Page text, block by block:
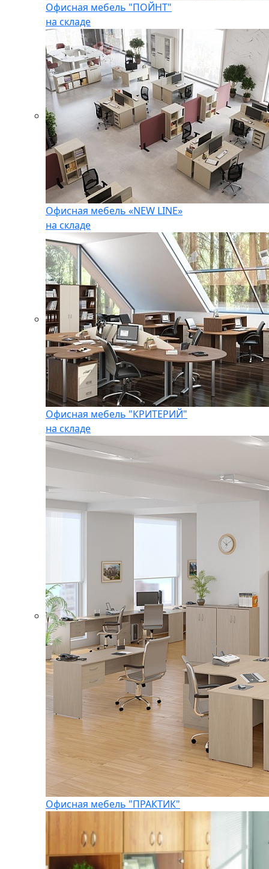
Офисная мебель "ПОЙНТ"
на складе
Офисная мебель «NEW LINE»
на складе
Офисная мебель "КРИТЕРИЙ"
на складе
Офисная мебель "ПРАКТИК"